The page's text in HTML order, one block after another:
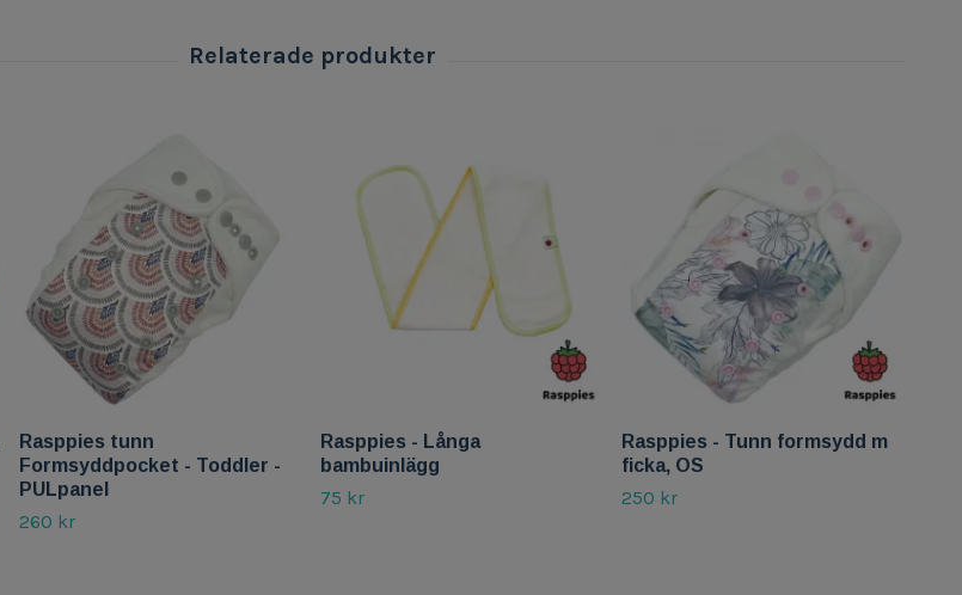
Rasppies tunn
Formsyddpocket - Toddler -
PULpanel
260 kr
Rasppies - Långa
bambuinlägg
75 kr
Rasppies - Tunn formsydd m
ficka, OS
250 kr